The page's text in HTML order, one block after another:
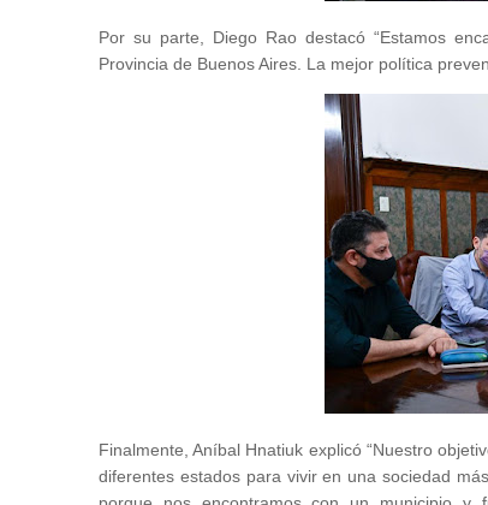
Por su parte, Diego Rao destacó “Estamos
Provincia de Buenos Aires. La mejor política
Finalmente, Aníbal Hnatiuk explicó “Nuestro
diferentes estados para vivir en una sociedad